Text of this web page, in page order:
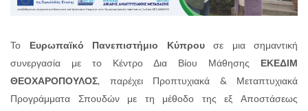
Το Ευρωπαϊκό Πανεπιστήμιο Κύπρουσε μια σημαντική
συνεργασία με το Κέντρο Δια Βίου Μάθησης ΕΚΕΔΙΜ
ΘΕΟΧΑΡΟΠΟΥΛΟΣ, παρέχει Προπτυχιακά & Μεταπτυχιακά
Προγράμματα Σπουδών με τη μέθοδο της εξ Αποστάσεως